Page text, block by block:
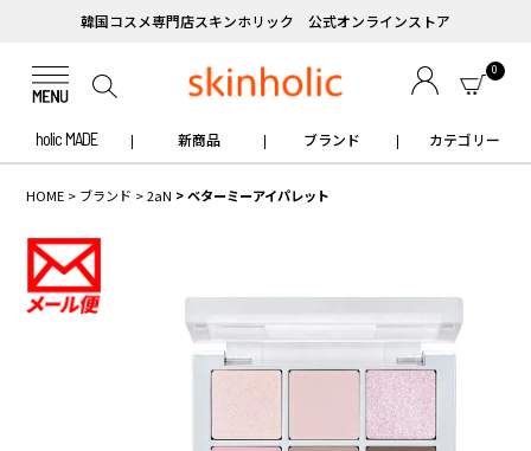
韓国コスメ専門店スキンホリック 公式オンラインストア
0
holic MADE 新商品 ブランド カテゴリー
HOME ブランド 2aN ベターミーアイパレット